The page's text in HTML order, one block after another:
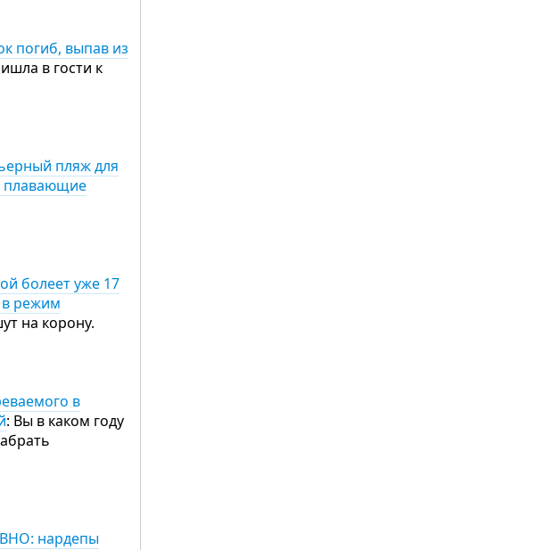
погиб, выпав из
в гости к
пляж для
плавающие
болеет уже 17
в режим
на корону.
в
: Вы в каком году
ВНО: нардепы